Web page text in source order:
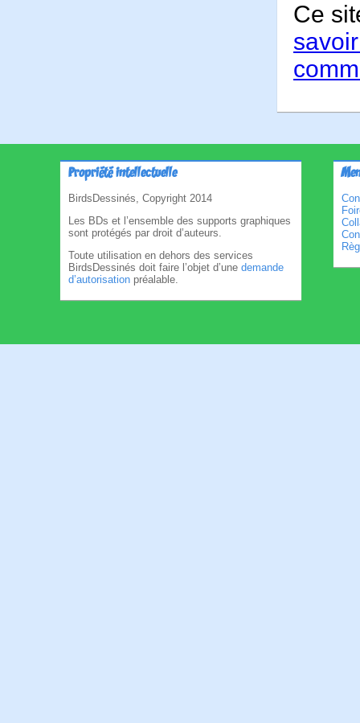
Ce
Propriété intellectuelle
BirdsDessinés, Copyright 2014
Les BDs et l’ensemble des supports graphiques
sont protégés par droit d’auteurs.
Toute utilisation en dehors des services
BirdsDessinés doit faire l’objet d’une demande
d’autorisation préalable.